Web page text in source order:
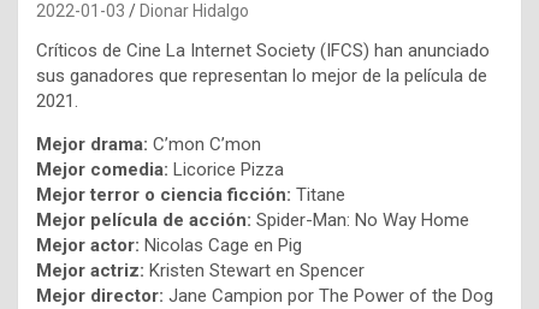
2022-01-03 Dionar Hidalgo
Críticos de Cine La Internet Society (IFCS) han anunciado
sus ganadores que representan lo mejor de la película de
2021.
Mejor drama: C’mon C’mon
Mejor comedia: Licorice Pizza
Mejor terror o ciencia ficción: Titane
Mejor película de acción: Spider-Man: No Way Home
Mejor actor: Nicolas Cage en Pig
Mejor actriz: Kristen Stewart en Spencer
Mejor director: Jane Campion por The Power of the Dog